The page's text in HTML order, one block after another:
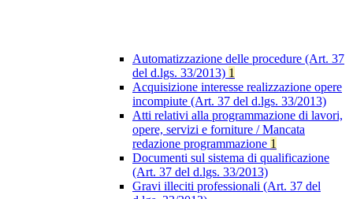
Automatizzazione delle procedure (Art. 37
del d.lgs. 33/2013) 1
Acquisizione interesse realizzazione opere
incompiute (Art. 37 del d.lgs. 33/2013)
Atti relativi alla programmazione di lavori,
opere, servizi e forniture / Mancata
redazione programmazione 1
Documenti sul sistema di qualificazione
(Art. 37 del d.lgs. 33/2013)
Gravi illeciti professionali (Art. 37 del